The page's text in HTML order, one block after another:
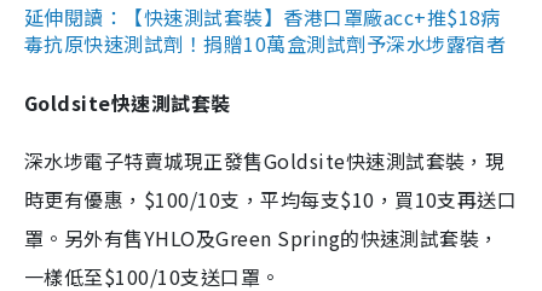
延伸閱讀：【快速測試套裝】香港口罩廠acc+推$18病
毒抗原快速測試劑！捐贈10萬盒測試劑予深水埗露宿者
Goldsite快速測試套裝
深水埗電子特賣城現正發售Goldsite快速測試套裝，現
時更有優惠，$100/10支，平均每支$10，買10支再送口
罩。另外有售YHLO及Green Spring的快速測試套裝，
一樣低至$100/10支送口罩。